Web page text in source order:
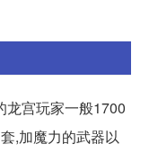
龙宫玩家一般1700
,加魔力的武器以